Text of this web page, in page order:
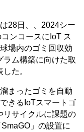
28日、、2024シー
ンコースにIoT ス
場内のゴミ回収効
ム構築に向けた取
た。
まったゴミを自動
きるIoTスマートゴ
リサイクルに課題の
」の設置に